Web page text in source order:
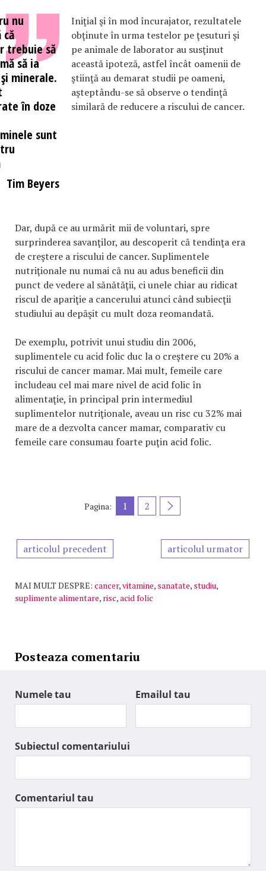
nu
că
trebuie să
să ia
minerale.
în doze
sunt
Tim Beyers
Iniţial şi în mod încurajator, rezultatele
obţinute în urma testelor pe ţesuturi şi
pe animale de laborator au susţinut
această ipoteză, astfel încât oamenii de
ştiinţă au demarat studii pe oameni,
aşteptându-se să observe o tendinţă
similară de reducere a riscului de cancer.
Dar, după ce au urmărit mii de voluntari, spre
surprinderea savanţilor, au descoperit că tendinţa era
de creştere a riscului de cancer. Suplimentele
nutriţionale nu numai că nu au adus beneficii din
punct de vedere al sănătăţii, ci unele chiar au ridicat
riscul de apariţie a cancerului atunci când subiecţii
studiului au depăşit cu mult doza reomandată.
De exemplu, potrivit unui studiu din 2006,
suplimentele cu acid folic duc la o creştere cu 20% a
riscului de cancer mamar. Mai mult, femeile care
includeau cel mai mare nivel de acid folic în
alimentaţie, în principal prin intermediul
suplimentelor nutriţionale, aveau un risc cu 32% mai
mare de a dezvolta cancer mamar, comparativ cu
femeile care consumau foarte puţin acid folic.
Pagina: 1 2
articolul precedent articolul urmator
MAI MULT DESPRE: cancer,vitamine, sanatate, studiu,
suplimente alimentare, risc,acid folic
Posteaza comentariu
Numele tau Emailul tau
Subiectul comentariului
Comentariul tau